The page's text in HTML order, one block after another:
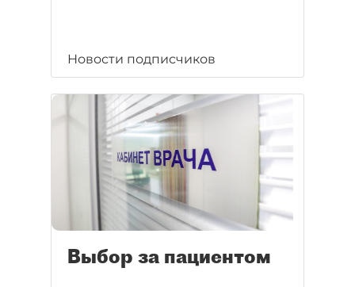
Новости подписчиков
Выбор за пациентом